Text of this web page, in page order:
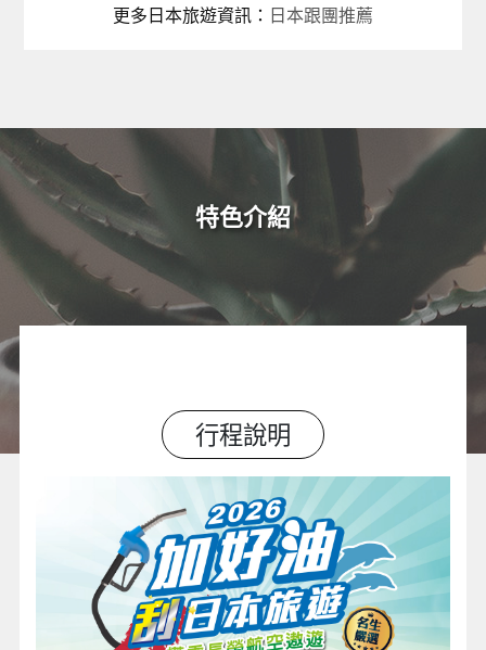
更多日本旅遊資訊 ： 日本跟團推薦
特色介紹
行程說明